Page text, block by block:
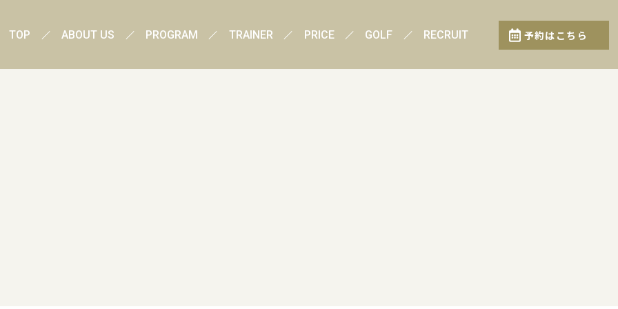
TOP ABOUT US PROGRAM TRAINER PRICE GOLF RECRUIT 予約はこちら